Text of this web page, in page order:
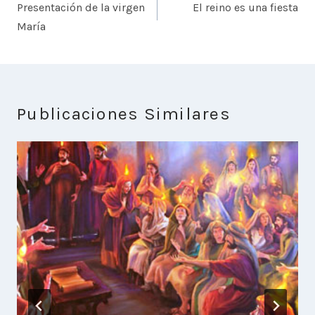
entradas
Presentación de la virgen
María
El reino es una fiesta
Publicaciones Similares